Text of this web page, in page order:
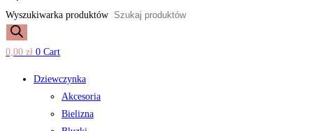
Wyszukiwarka produktów
0,00 zł 0 Cart
Dziewczynka
Akcesoria
Bielizna